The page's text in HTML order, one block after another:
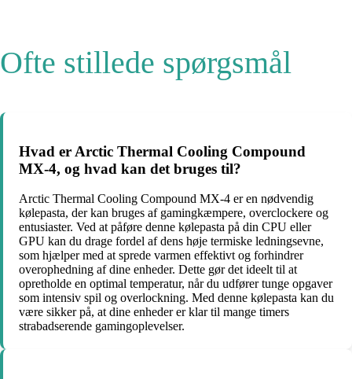
Ofte stillede spørgsmål
Hvad er Arctic Thermal Cooling Compound
MX-4, og hvad kan det bruges til?
Arctic Thermal Cooling Compound MX-4 er en nødvendig
kølepasta, der kan bruges af gamingkæmpere, overclockere og
entusiaster. Ved at påføre denne kølepasta på din CPU eller
GPU kan du drage fordel af dens høje termiske ledningsevne,
som hjælper med at sprede varmen effektivt og forhindrer
overophedning af dine enheder. Dette gør det ideelt til at
opretholde en optimal temperatur, når du udfører tunge opgaver
som intensiv spil og overlockning. Med denne kølepasta kan du
være sikker på, at dine enheder er klar til mange timers
strabadserende gamingoplevelser.